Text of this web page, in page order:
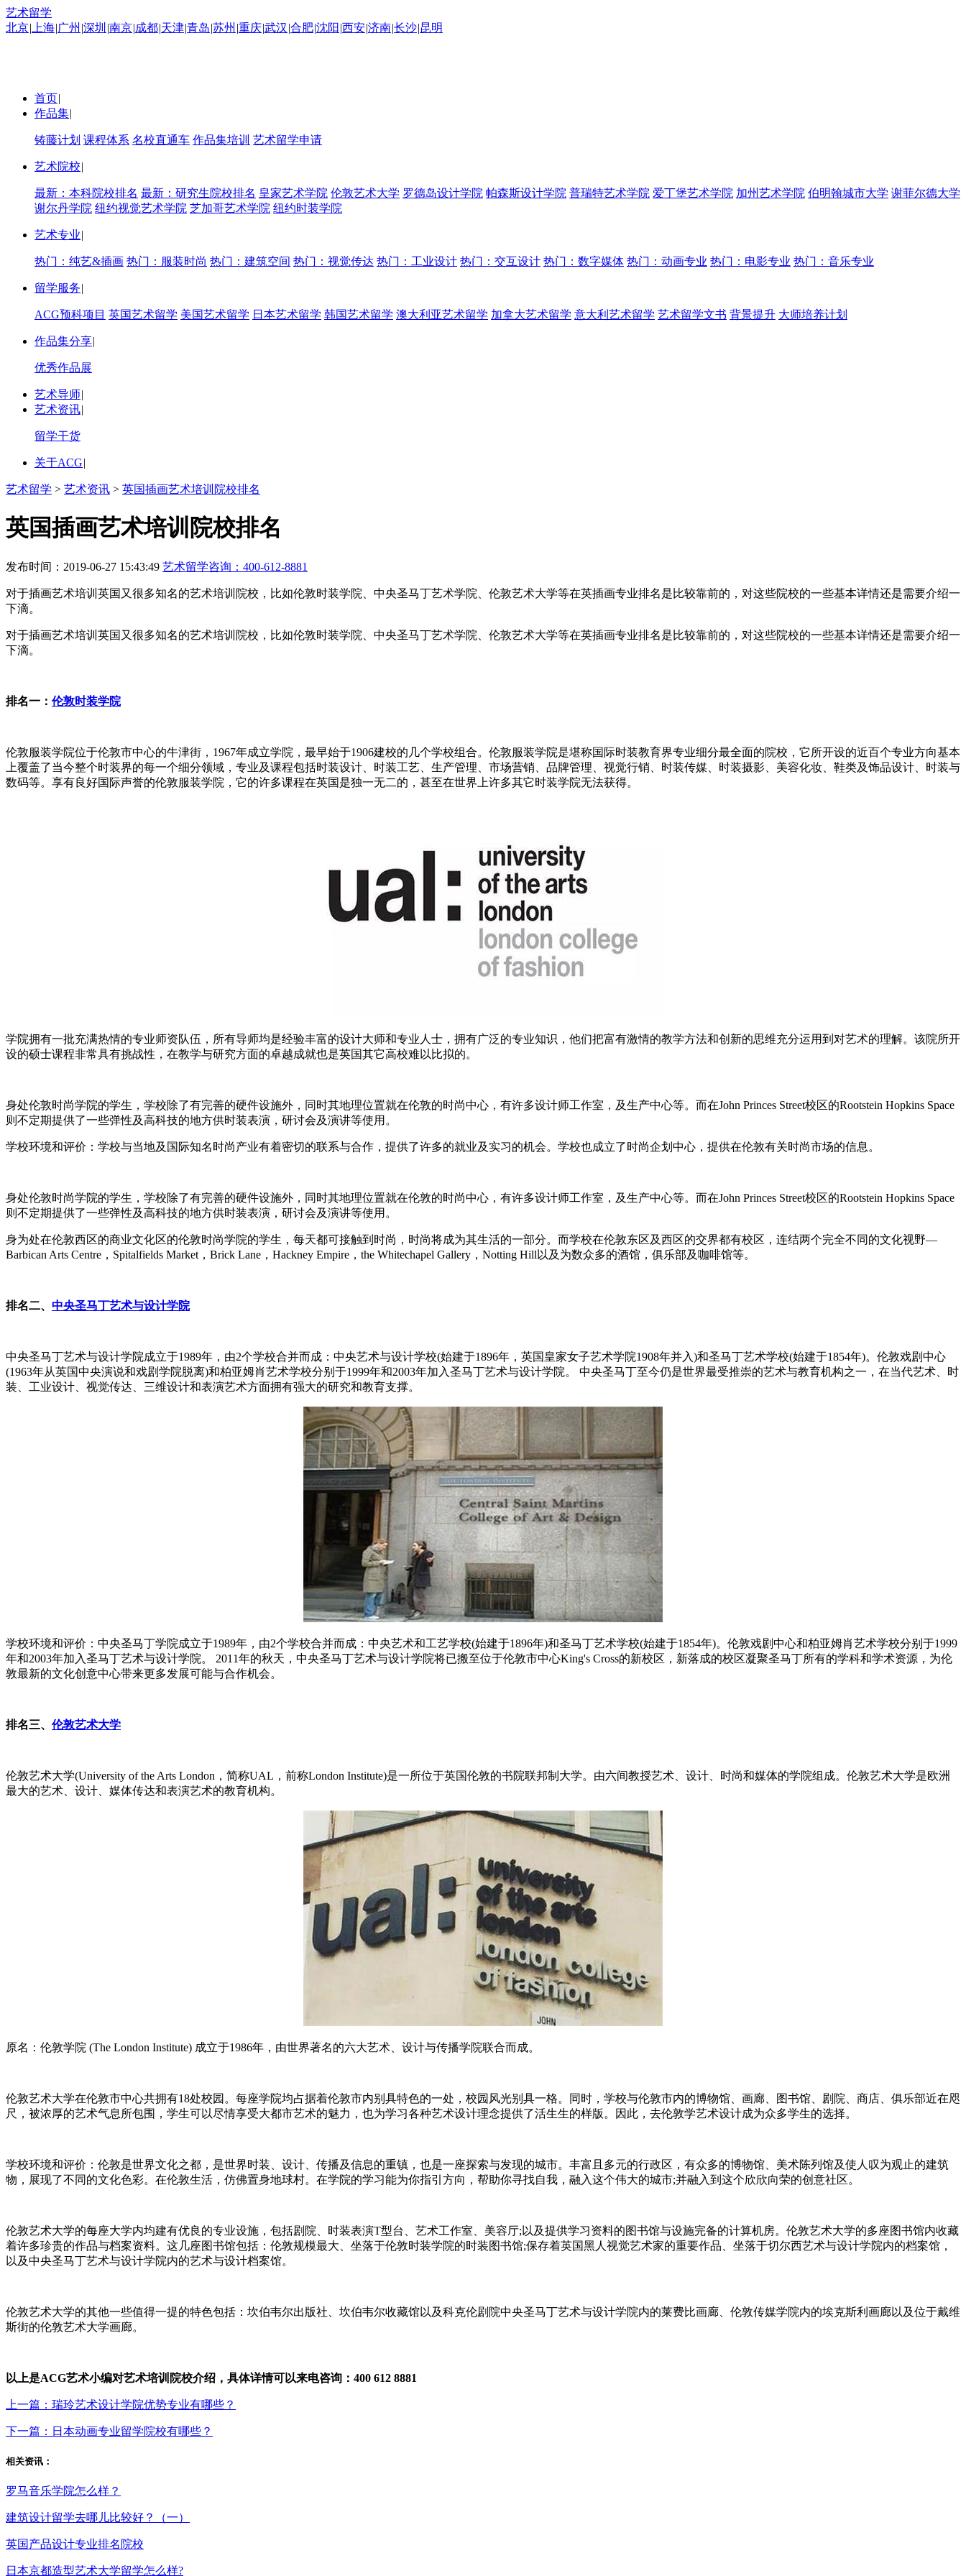
艺术留学
北京| 上海|广州 |深圳 |南京|成都|天津|青岛|苏州 |重庆|武汉 |合肥|沈阳 |西安|济南|长沙|昆明
首页|
作品集|
铸藤计划 课程体系 名校直通车 作品集培训 艺术留学申请
艺术院校|
最新：本科院校排名 最新：研究生院校排名 皇家艺术学院 伦敦艺术大学 罗德岛设计学院 帕森斯设计学院 普瑞特艺术学院 爱丁堡艺术学院 加州艺术学院 伯明翰城市大学 谢菲尔德大学
谢尔丹学院 纽约视觉艺术学院 芝加哥艺术学院 纽约时装学院
艺术专业|
热门：纯艺&插画 热门：服装时尚 热门：建筑空间 热门：视觉传达 热门：工业设计 热门：交互设计 热门：数字媒体 热门：动画专业 热门：电影专业 热门：音乐专业
留学服务|
ACG预科项目 英国艺术留学 美国艺术留学 日本艺术留学 韩国艺术留学 澳大利亚艺术留学 加拿大艺术留学 意大利艺术留学 艺术留学文书 背景提升 大师培养计划
作品集分享|
优秀作品展
艺术导师|
艺术资讯|
留学干货
关于ACG|
艺术留学 > 艺术资讯 > 英国插画艺术培训院校排名
英国插画艺术培训院校排名
发布时间：2019-06-27 15:43:49 艺术留学咨询： 400-612-8881
对于插画艺术培训英国又很多知名的艺术培训院校​，比如伦敦时装学院、中央圣马丁艺术学院、伦敦艺术大学等在英插画专业排名是比较靠前的，对这些院校的一些基本详情还是需要介绍一
下滴。
对于插画艺术培训英国又很多知名的艺术培训院校，比如伦敦时装学院、中央圣马丁艺术学院、伦敦艺术大学等在英插画专业排名是比较靠前的，对这些院校的一些基本详情还是需要介绍一
下滴。
排名一： 伦敦时装学院
伦敦服装学院位于伦敦市中心的牛津街，1967年成立学院，最早始于1906建校的几个学校组合。伦敦服装学院是堪称国际时装教育界专业细分最全面的院校，它所开设的近百个专业方向基本
上覆盖了当今整个时装界的每一个细分领域，专业及课程包括时装设计、时装工艺、生产管理、市场营销、品牌管理、视觉行销、时装传媒、时装摄影、美容化妆、鞋类及饰品设计、时装与
数码等。享有良好国际声誉的伦敦服装学院，它的许多课程在英国是独一无二的，甚至在世界上许多其它时装学院无法获得。
学院拥有一批充满热情的专业师资队伍，所有导师均是经验丰富的设计大师和专业人士，拥有广泛的专业知识，他们把富有激情的教学方法和创新的思维充分运用到对艺术的理解。该院所开
设的硕士课程非常具有挑战性，在教学与研究方面的卓越成就也是英国其它高校难以比拟的。
身处伦敦时尚学院的学生，学校除了有完善的硬件设施外，同时其地理位置就在伦敦的时尚中心，有许多设计师工作室，及生产中心等。而在John Princes Street校区的Rootstein Hopkins Space
则不定期提供了一些弹性及高科技的地方供时装表演，研讨会及演讲等使用。
学校环境和评价：学校与当地及国际知名时尚产业有着密切的联系与合作，提供了许多的就业及实习的机会。学校也成立了时尚企划中心，提供在伦敦有关时尚市场的信息。
身处伦敦时尚学院的学生，学校除了有完善的硬件设施外，同时其地理位置就在伦敦的时尚中心，有许多设计师工作室，及生产中心等。而在John Princes Street校区的Rootstein Hopkins Space
则不定期提供了一些弹性及高科技的地方供时装表演，研讨会及演讲等使用。
身为处在伦敦西区的商业文化区的伦敦时尚学院的学生，每天都可接触到时尚，时尚将成为其生活的一部分。而学校在伦敦东区及西区的交界都有校区，连结两个完全不同的文化视野—
Barbican Arts Centre，Spitalfields Market，Brick Lane，Hackney Empire，the Whitechapel Gallery，Notting Hill以及为数众多的酒馆，俱乐部及咖啡馆等。
排名二、 中央圣马丁艺术与设计学院
中央圣马丁艺术与设计学院成立于1989年，由2个学校合并而成：中央艺术与设计学校(始建于1896年，英国皇家女子艺术学院1908年并入)和圣马丁艺术学校(始建于1854年)。伦敦戏剧中心
(1963年从英国中央演说和戏剧学院脱离)和柏亚姆肖艺术学校分别于1999年和2003年加入圣马丁艺术与设计学院。 中央圣马丁至今仍是世界最受推崇的艺术与教育机构之一，在当代艺术、时
装、工业设计、视觉传达、三维设计和表演艺术方面拥有强大的研究和教育支撑。
学校环境和评价：中央圣马丁学院成立于1989年，由2个学校合并而成：中央艺术和工艺学校(始建于1896年)和圣马丁艺术学校(始建于1854年)。伦敦戏剧中心和柏亚姆肖艺术学校分别于1999
年和2003年加入圣马丁艺术与设计学院。 2011年的秋天，中央圣马丁艺术与设计学院将已搬至位于伦敦市中心King's Cross的新校区，新落成的校区凝聚圣马丁所有的学科和学术资源，为伦
敦最新的文化创意中心带来更多发展可能与合作机会。
排名三、 伦敦艺术大学
伦敦艺术大学(University of the Arts London，简称UAL，前称London Institute)是一所位于英国伦敦的书院联邦制大学。由六间教授艺术、设计、时尚和媒体的学院组成。伦敦艺术大学是欧洲
最大的艺术、设计、媒体传达和表演艺术的教育机构。
原名：伦敦学院 (The London Institute) 成立于1986年，由世界著名的六大艺术、设计与传播学院联合而成。
伦敦艺术大学在伦敦市中心共拥有18处校园。每座学院均占据着伦敦市内别具特色的一处，校园风光别具一格。同时，学校与伦敦市内的博物馆、画廊、图书馆、剧院、商店、俱乐部近在咫
尺，被浓厚的艺术气息所包围，学生可以尽情享受大都市艺术的魅力，也为学习各种艺术设计理念提供了活生生的样版。因此，去伦敦学艺术设计成为众多学生的选择。
学校环境和评价：伦敦是世界文化之都，是世界时装、设计、传播及信息的重镇，也是一座探索与发现的城市。丰富且多元的行政区，有众多的博物馆、美术陈列馆及使人叹为观止的建筑
物，展现了不同的文化色彩。在伦敦生活，仿佛置身地球村。在学院的学习能为你指引方向，帮助你寻找自我，融入这个伟大的城市;并融入到这个欣欣向荣的创意社区。
伦敦艺术大学的每座大学内均建有优良的专业设施，包括剧院、时装表演T型台、艺术工作室、美容厅;以及提供学习资料的图书馆与设施完备的计算机房。伦敦艺术大学的多座图书馆内收藏
着许多珍贵的作品与档案资料。这几座图书馆包括：伦敦规模最大、坐落于伦敦时装学院的时装图书馆;保存着英国黑人视觉艺术家的重要作品、坐落于切尔西艺术与设计学院内的档案馆，
以及中央圣马丁艺术与设计学院内的艺术与设计档案馆。
伦敦艺术大学的其他一些值得一提的特色包括：坎伯韦尔出版社、坎伯韦尔收藏馆以及科克伦剧院中央圣马丁艺术与设计学院内的莱费比画廊、伦敦传媒学院内的埃克斯利画廊以及位于戴维
斯街的伦敦艺术大学画廊。
以上是ACG艺术小编对艺术培训院校介绍，具体详情可以来电咨询：400 612 8881
上一篇：瑞玲艺术设计学院优势专业有哪些？
下一篇：日本动画专业留学院校有哪些？
相关资讯：
罗马音乐学院怎么样？
建筑设计留学去哪儿比较好？（一）
英国产品设计专业排名院校
日本京都造型艺术大学留学怎么样?